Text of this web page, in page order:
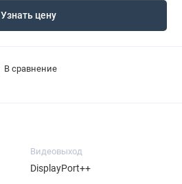
Узнать цену
В сравнение
Видеовыход
DisplayPort++